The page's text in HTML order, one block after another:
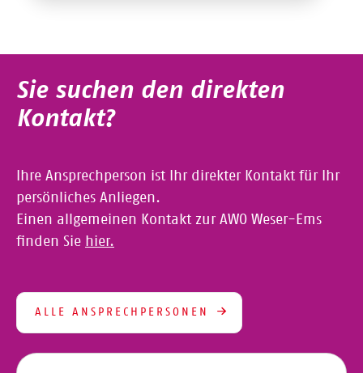
Sie suchen den direkten
Kontakt?
Ihre Ansprechperson ist Ihr direkter Kontakt für Ihr
persönliches Anliegen.
Einen allgemeinen Kontakt zur AWO Weser-Ems
finden Sie hier.
ALLE ANSPRECHPERSONEN